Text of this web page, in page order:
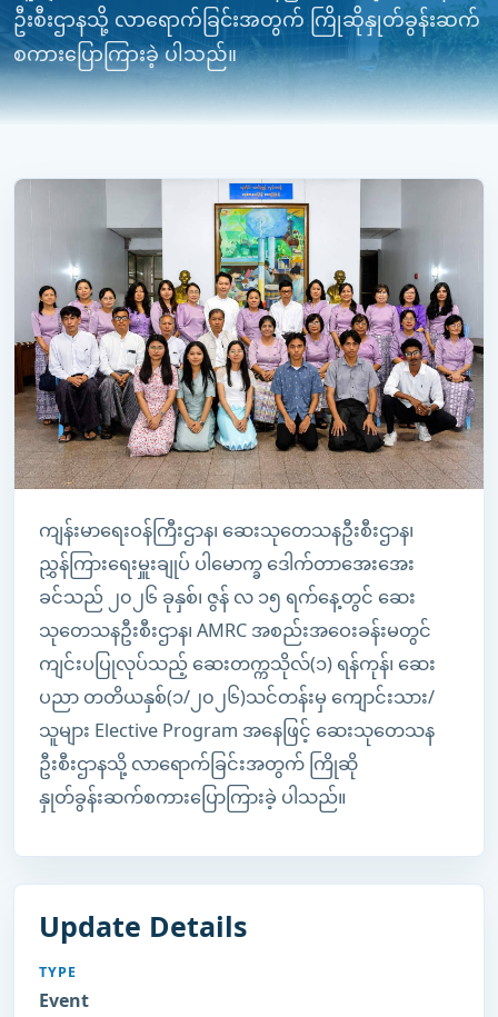
ဦးစီးဌာနသို့ လာရောက်ခြင်းအတွက် ကြိုဆိုနှုတ်ခွန်းဆက်
စကားပြောကြားခဲ့ ပါသည်။
ကျန်းမာရေးဝန်ကြီးဌာန၊ ဆေးသုတေသနဦးစီးဌာန၊
ညွှန်ကြားရေးမှူးချုပ် ပါမောက္ခ ဒေါက်တာအေးအေး
ခင်သည် ၂၀၂၆ ခုနှစ်၊ ဇွန် လ ၁၅ ရက်နေ့တွင် ဆေး
သုတေသနဦးစီးဌာန၊ AMRC အစည်းအဝေးခန်းမတွင်
ကျင်းပပြုလုပ်သည့် ဆေးတက္ကသိုလ်(၁) ရန်ကုန်၊ ဆေး
ပညာ တတိယနှစ်(၁/၂၀၂၆)သင်တန်းမှ ကျောင်းသား/
သူများ Elective Program အနေဖြင့် ဆေးသုတေသန
ဦးစီးဌာနသို့ လာရောက်ခြင်းအတွက် ကြိုဆို
နှုတ်ခွန်းဆက်စကားပြောကြားခဲ့ ပါသည်။
Update Details
TYPE
Event